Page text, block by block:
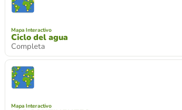
Mapa Interactivo
Ciclo del agua
Completa
Mapa Interactivo